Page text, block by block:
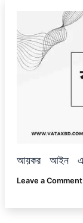
আয়কর আইন এর
Leave a Comment